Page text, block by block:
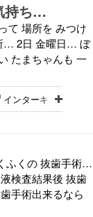
持ち…
て 場所を みつけ
… 2日 金曜日… ぼ
たまちゃんも 一
インターキャット
ふくの 抜歯手術…
検査結果後 抜歯
手術出来るなら